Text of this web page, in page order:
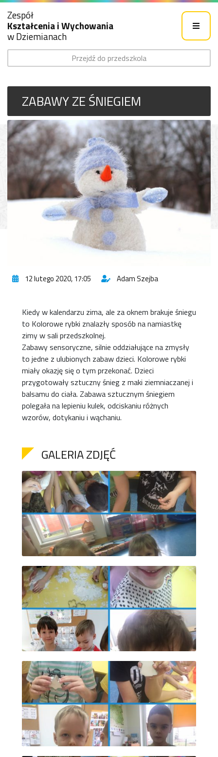
Zespół
Kształcenia i Wychowania
w Dziemianach
Przejdź do przedszkola
ZABAWY ZE ŚNIEGIEM
12 lutego 2020, 17:05 Adam Szejba
Kiedy w kalendarzu zima, ale za oknem brakuje śniegu
to Kolorowe rybki znalazły sposób na namiastkę
zimy w sali przedszkolnej.
Zabawy sensoryczne, silnie oddziałujące na zmysły
to jedne z ulubionych zabaw dzieci. Kolorowe rybki
miały okazję się o tym przekonać. Dzieci
przygotowały sztuczny śnieg z maki ziemniaczanej i
balsamu do ciała. Zabawa sztucznym śniegiem
polegała na lepieniu kulek, odciskaniu różnych
wzorów, dotykaniu i wąchaniu.
GALERIA ZDJĘĆ